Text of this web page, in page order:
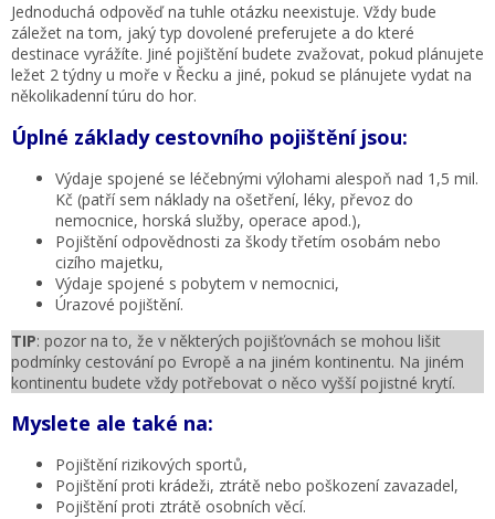
Jednoduchá odpověď na tuhle otázku neexistuje. Vždy bude
záležet na tom, jaký typ dovolené preferujete a do které
destinace vyrážíte. Jiné pojištění budete zvažovat, pokud plánujete
ležet 2 týdny u moře v Řecku a jiné, pokud se plánujete vydat na
několikadenní túru do hor.
Úplné základy cestovního pojištění jsou:
Výdaje spojené se léčebnými výlohami alespoň nad 1,5 mil.
Kč (patří sem náklady na ošetření, léky, převoz do
nemocnice, horská služby, operace apod.),
Pojištění odpovědnosti za škody třetím osobám nebo
cizího majetku,
Výdaje spojené s pobytem v nemocnici,
Úrazové pojištění.
TIP: pozor na to, že v některých pojišťovnách se mohou lišit
podmínky cestování po Evropě a na jiném kontinentu. Na jiném
kontinentu budete vždy potřebovat o něco vyšší pojistné krytí.
Myslete ale také na:
Pojištění rizikových sportů,
Pojištění proti krádeži, ztrátě nebo poškození zavazadel,
Pojištění proti ztrátě osobních věcí.